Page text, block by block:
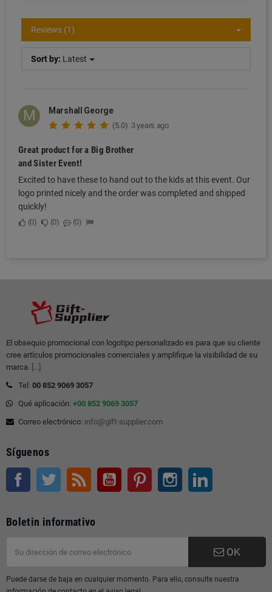
Reviews (1)
Sort by: Latest
M Marshall George
(5.0) 3 years ago
Great product for a Big Brother
and Sister Event!
Excited to have these to hand out to the kids at this event. Our
logo printed nicely and the order was completed and shipped
quickly!
0 0 0
El obsequio promocional con logotipo personalizado es para que su cliente
cree artículos promocionales comerciales y amplifique la visibilidad de su
marca. [...]
Tel: 00 852 9069 3057
Qué aplicación: +00 852 9069 3057
Correo electrónico: info@gift-supplier.com
Síguenos
Facebook Gorjeo Rss YouTube Pinterest Instagram
Boletin informativo
OK
Puede darse de baja en cualquier momento. Para ello, consulte nuestra